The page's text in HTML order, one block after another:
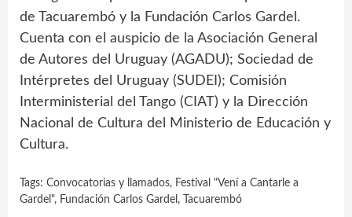
de Tacuarembó y la Fundación Carlos Gardel.
Cuenta con el auspicio de la Asociación General
de Autores del Uruguay (AGADU); Sociedad de
Intérpretes del Uruguay (SUDEI); Comisión
Interministerial del Tango (CIAT) y la Dirección
Nacional de Cultura del Ministerio de Educación y
Cultura.
Tags: Convocatorias y llamados, Festival "Vení a Cantarle a
Gardel", Fundación Carlos Gardel , Tacuarembó